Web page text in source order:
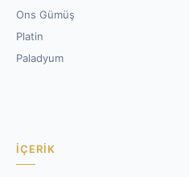
Ons Gümüş
Platin
Paladyum
İÇERIK